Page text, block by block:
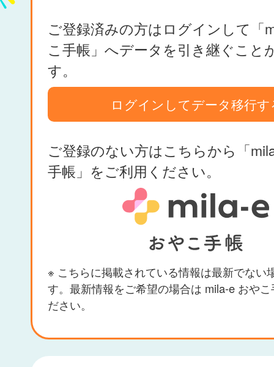
ご登録済みの方はログインして「
こ手帳」へデータを引き継ぐこと
す。
ログインしてデータ移行す
ご登録のない方はこちらから「
手帳」をご利用ください。
※ こちらに掲載されている情報は最新でない
す。最新情報をご希望の場合は mila-e おや
ださい。